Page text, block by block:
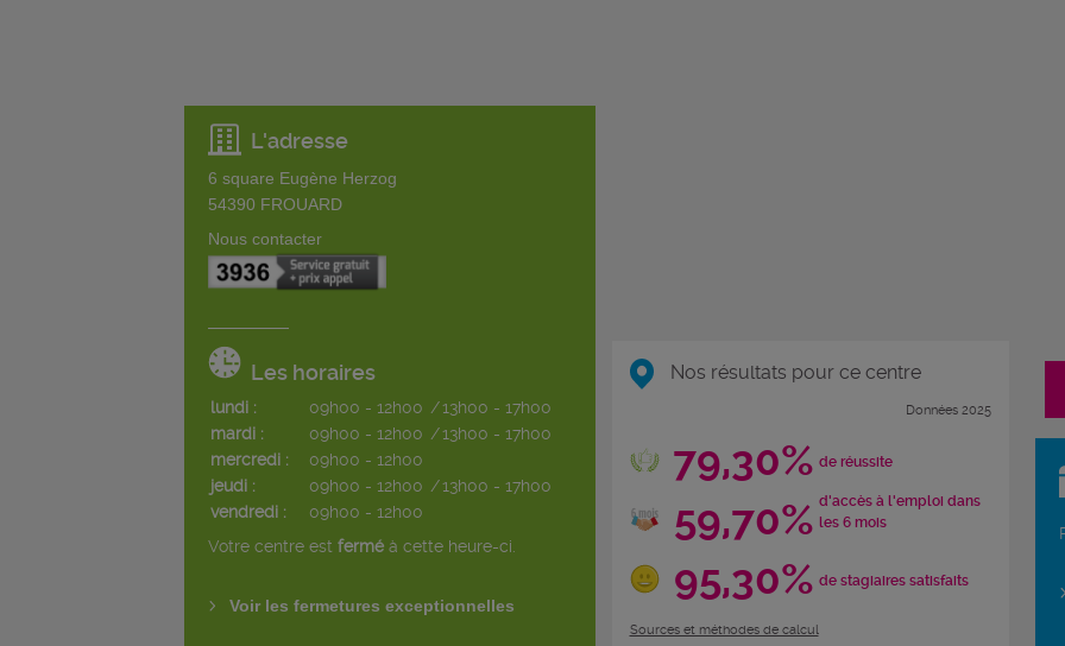
L'adresse
6 square Eugène Herzog
54390 FROUARD
Nous contacter
Les horaires
lundi : 09h00 - 12h00 /13h00 - 17h00
mardi :
09h00 - 12h00 /13h00 - 17h00
mercredi :
09h00 - 12h00
jeudi :
09h00 - 12h00 /13h00 - 17h00
vendredi :
09h00 - 12h00
Votre centre est ferméà cette heure-ci.
Voir les fermetures exceptionnelles
Nos résultats pour ce centre
Données 2025
79,30% de réussite
59,70% d'accès à l'emploi dans
les 6 mois
95,30% de stagiaires satisfaits
Sources et méthodes de calcul